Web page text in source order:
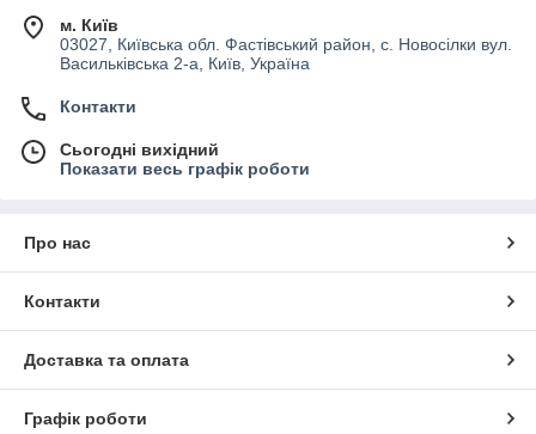
м. Київ
03027, Київська обл. Фастівський район, с. Новосілки вул.
Васильківська 2-а, Київ, Україна
Контакти
Сьогодні вихідний
Показати весь графік роботи
Про нас
Контакти
Доставка та оплата
Графік роботи